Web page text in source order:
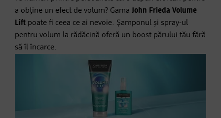
a obține un efect de volum? Gama John Frieda Volume
Lift poate fi ceea ce ai nevoie. Șamponul și spray-ul
pentru volum la rădăcină oferă un boost părului tău fără
să îl încarce.